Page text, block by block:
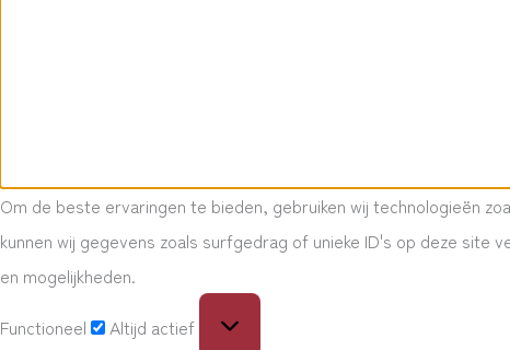
Om de beste ervaringen te bieden, gebruiken wij technologieën
kunnen wij gegevens zoals surfgedrag of unieke ID's op deze
en mogelijkheden.
Functioneel
Altijd actief